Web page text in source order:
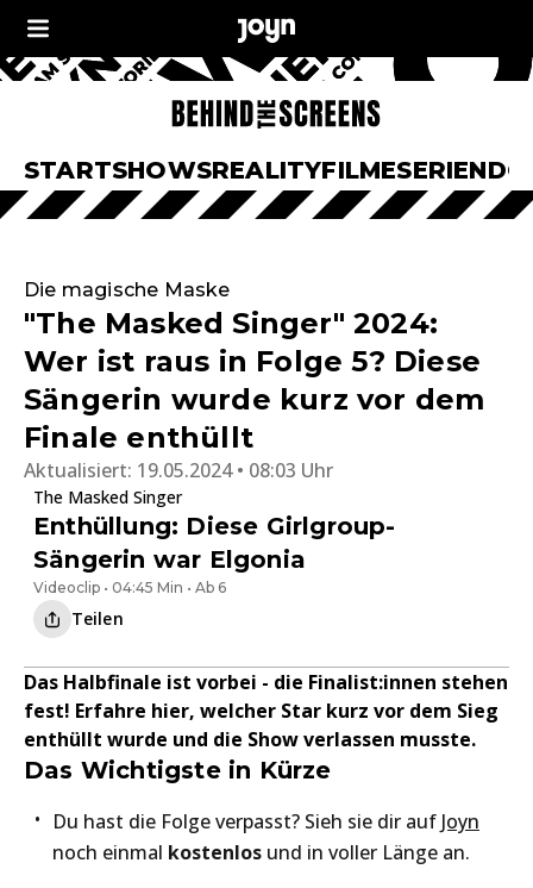
STARTSHOWSREALITYFILMESERIEN
Die magische Maske
"The Masked Singer" 2024:
Wer ist raus in Folge 5? Diese
Sängerin wurde kurz vor dem
Finale enthüllt
Aktualisiert: 19.05.2024 • 08:03 Uhr
The Masked Singer
Enthüllung: Diese Girlgroup-
Sängerin war Elgonia
Videoclip • 04:45 Min • Ab 6
Teilen
Das Halbfinale ist vorbei - die Finalist:innen stehen
fest! Erfahre hier, welcher Star kurz vor dem Sieg
enthüllt wurde und die Show verlassen musste.
Das Wichtigste in Kürze
Du hast die Folge verpasst? Sieh sie dir auf Joyn
noch einmal kostenlos und in voller Länge an.